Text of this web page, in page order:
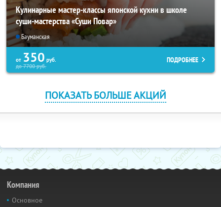
Кулинарные мастер-классы японской кухни в школе
суши-мастерства «Суши Повар»
Бауманская
от 350 руб.
до7700руб.
ПОДРОБНЕЕ
ПОКАЗАТЬ БОЛЬШЕ АКЦИЙ
Компания
Основное